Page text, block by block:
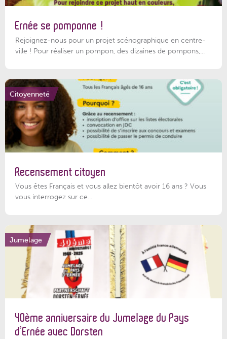
Ernée se pomponne !
Rejoignez-nous pour un projet scénographique en centre-
ville ! Pour réaliser un pompon, des dizaines de pompons,...
Citoyenneté
Recensement citoyen
Vous êtes Français et vous allez bientôt avoir 16 ans ? Vous
vous interrogez sur ce...
Jumelage
40ème anniversaire du Jumelage du Pays
d’Ernée avec Dorsten